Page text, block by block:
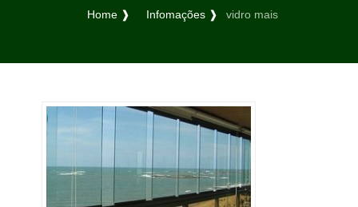
Home ❱ Infomações ❱ vidro mais